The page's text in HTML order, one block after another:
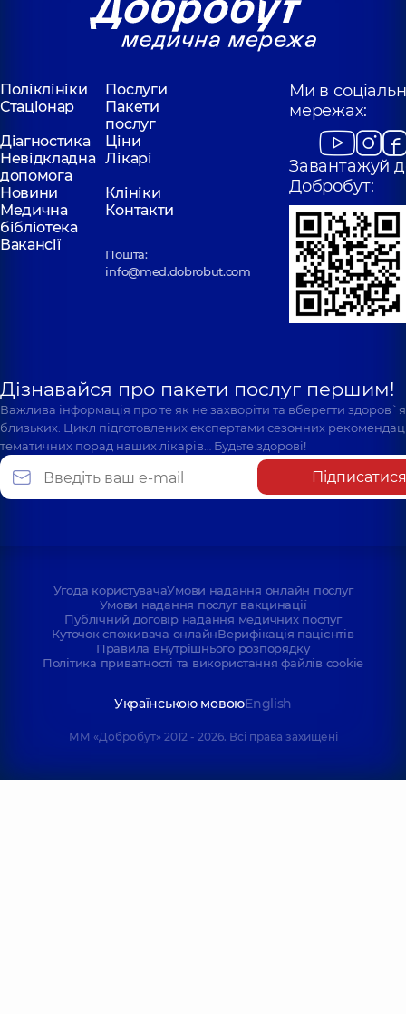
Поліклініки
Послуги
Стаціонар
Пакети
послуг
Діагностика
Ціни
Невідкладна
допомога
Лікарі
Новини
Клініки
Медична
бібліотека
Контакти
Вакансії
Пошта:
info@med.dobrobut.com
Ми в
мережах:
Завантажуй
Добробут:
Дізнавайся про пакети послуг першим!
Важлива інформація про те як не захворіти та вберегти
близьких. Цикл підготовлених експертами сезонних
тематичних порад наших лікарів… Будьте здорові!
Підписатися
Угода користувачаУмови надання онлайн послуг
Умови надання послуг вакцинації
Публічний договір надання медичних послуг
Куточок споживача онлайнВерифікація пацієнтів
Правила внутрішнього розпорядку
Політика приватності та використання файлів cookie
Українською мовоюEnglish
ММ «Добробут» 2012 - 2026. Всі права захищені